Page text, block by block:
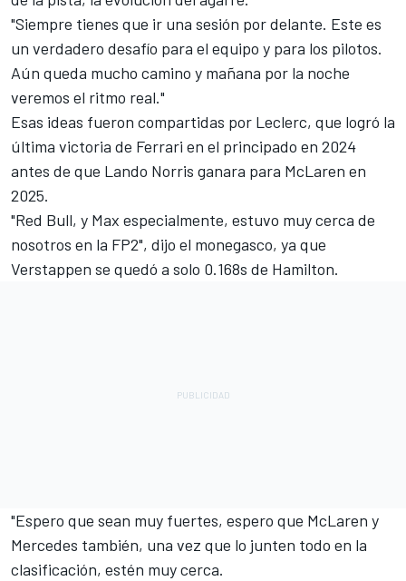
"Siempre tienes que ir una sesión por delante. Este es
un verdadero desafío para el equipo y para los pilotos.
Aún queda mucho camino y mañana por la noche
veremos el ritmo real."
Esas ideas fueron compartidas por Leclerc, que logró la
última victoria de Ferrari en el principado en 2024
antes de que Lando Norris ganara para McLaren en
2025.
"Red Bull, y Max especialmente, estuvo muy cerca de
nosotros en la FP2", dijo el monegasco, ya que
Verstappen se quedó a solo 0.168s de Hamilton.
"Espero que sean muy fuertes, espero que McLaren y
Mercedes también, una vez que lo junten todo en la
clasificación, estén muy cerca.